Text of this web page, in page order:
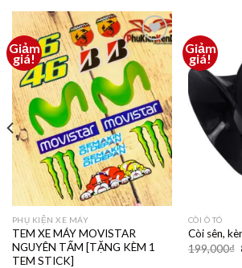
Giảm
giá!
Thêm
vào
yêu
thích
PHỤ KIỆN XE MÁY
TEM XE MÁY MOVISTAR
NGUYÊN TẤM [TẶNG KÈM 1
TEM STICK]
Giảm
giá!
CÒI Ô TÔ
Còi sên,
199,000₫